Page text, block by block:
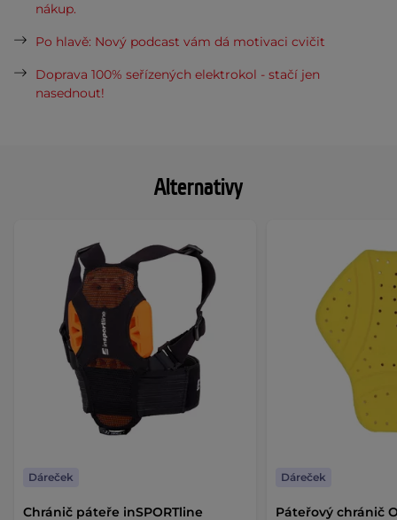
Alternativy
Chránič páteře inSPORTline
Dáreček
Páteřový chránič
Dáreček
nákup.
Po hlavě: Nový podcast vám dá motivaci cvičit
Doprava 100% seřízených elektrokol - stačí jen
nasednout!